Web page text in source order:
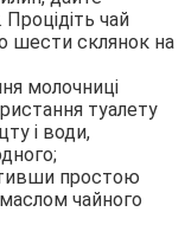
чай
шести склянок на
молочниці
туалету
і води,
простою
чайного